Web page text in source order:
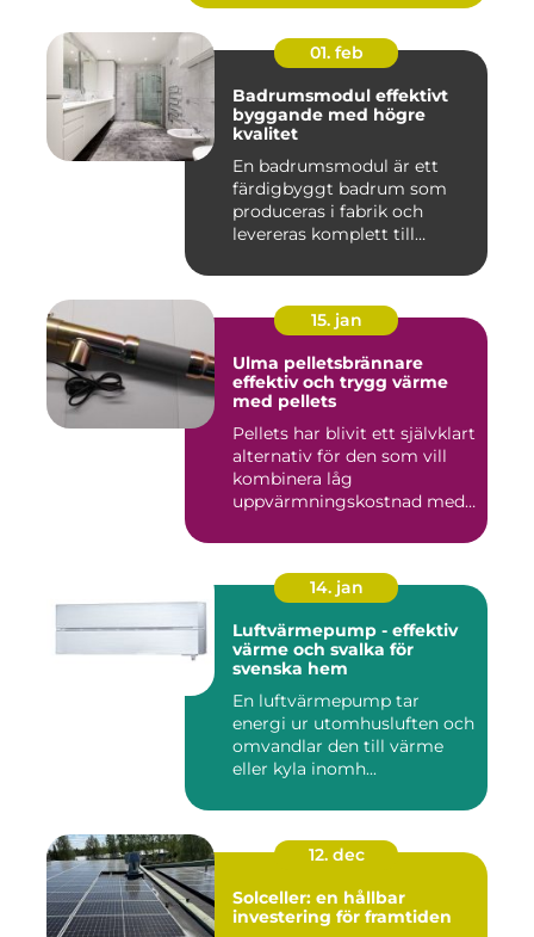
01. feb
Badrumsmodul effektivt
byggande med högre
kvalitet
En badrumsmodul är ett
färdigbyggt badrum som
produceras i fabrik och
levereras komplett till
15. jan
Ulma pelletsbrännare
effektiv och trygg värme
med pellets
Pellets har blivit ett självklart
alternativ för den som vill
kombinera låg
uppvärmningskostnad med
14. jan
Luftvärmepump - effektiv
värme och svalka för
svenska hem
En luftvärmepump tar
energi ur utomhusluften och
omvandlar den till värme
eller kyla inomh...
12. dec
Solceller: en hållbar
investering för framtiden